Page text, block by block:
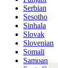
Serbian
Sesotho
Sinhala
Slovak
Slovenian
Somali
Samoan